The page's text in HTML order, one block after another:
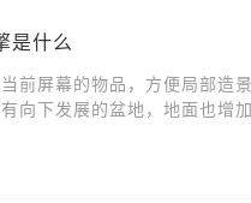
是什么
前屏幕的物品，方便局部造
向下发展的盆地，地面也增